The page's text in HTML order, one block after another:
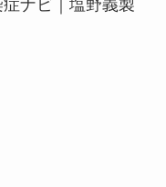
症ナビ｜塩野義製